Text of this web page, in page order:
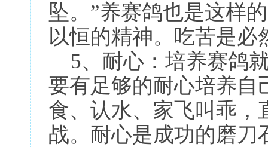
坠。”养赛鸽也是这样
以恒的精神。吃苦是必
5、耐心：培养赛鸽
要有足够的耐心培养自
食、认水、家飞叫乖，
战。耐心是成功的磨刀